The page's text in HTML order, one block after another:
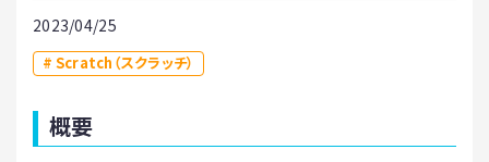
2023/04/25
Scratch（スクラッチ）
概要